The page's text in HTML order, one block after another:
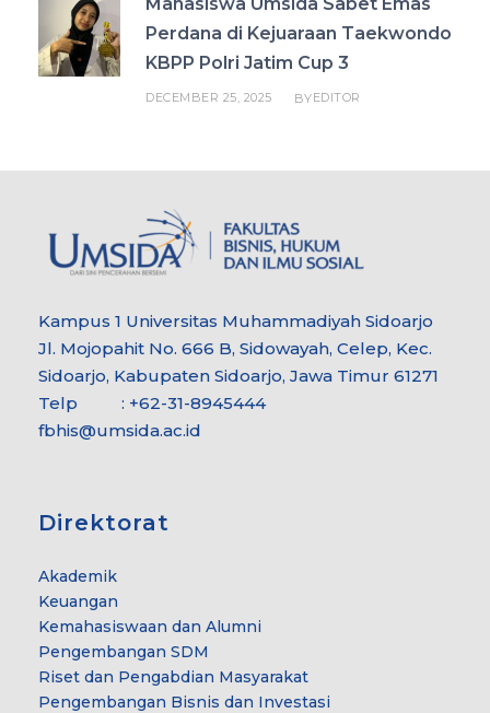
Perdana di Kejuaraan Taekwondo
KBPP Polri Jatim Cup 3
DECEMBER 25, 2025 BYEDITOR
Kampus 1 Universitas Muhammadiyah Sidoarjo
Jl. Mojopahit No. 666 B, Sidowayah, Celep, Kec.
Sidoarjo, Kabupaten Sidoarjo, Jawa Timur 61271
Telp : +62-31-8945444
fbhis@umsida.ac.id
Direktorat
Akademik
Keuangan
Kemahasiswaan dan Alumni
Pengembangan SDM
Riset dan Pengabdian Masyarakat
Pengembangan Bisnis dan Investasi